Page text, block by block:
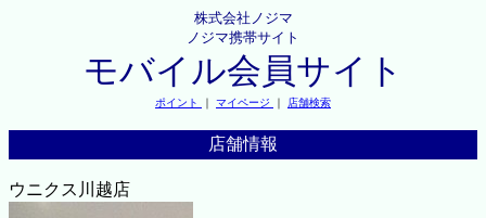
株式会社ノジマ
ノジマ携帯サイト
モバイル会員サイト
ポイント ｜ マイページ ｜ 店舗検索
店舗情報
ウニクス川越店